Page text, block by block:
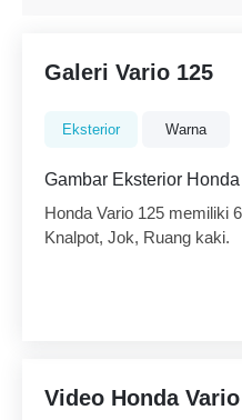
Galeri Vario 125
Eksterior Warna
Gambar Eksterior
Honda Vario 125 memiliki
Knalpot, Jok, Ruang kaki.
Video Honda